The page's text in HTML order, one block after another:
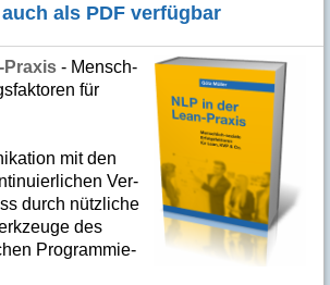
als PDF verfügbar
Praxis - Mensch­
für
mit den
Ver­
durch nütz­­liche
des
Pro­­gram­­mie­­